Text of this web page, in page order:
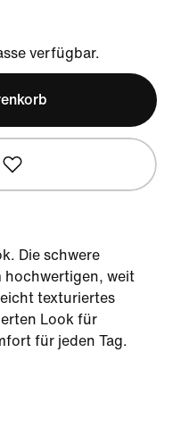
verfügbar.
Die schwere
hochwertigen, weit
texturiertes
Look für
für jeden Tag.